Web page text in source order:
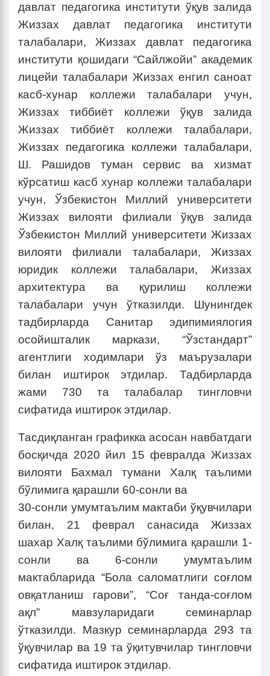
давлат педагогика институти ўқув залида
Жиззах давлат педагогика институти
талабалари, Жиззах давлат педагогика
институти қошидаги “Сайлжойи” академик
лицейи талабалари Жиззах енгил саноат
касб-хунар коллежи талабалари учун,
Жиззах тиббиёт коллежи ўқув залида
Жиззах тиббиёт коллежи талабалари,
Жиззах педагогика коллежи талабалари,
Ш. Рашидов туман сервис ва хизмат
кўрсатиш касб хунар коллежи талабалари
учун, Ўзбекистон Миллий университети
Жиззах вилояти филиали ўқув залида
Ўзбекистон Миллий университети Жиззах
вилояти филиали талабалари, Жиззах
юридик коллежи талабалари, Жиззах
архитектура ва қурилиш коллежи
талабалари учун ўтказилди. Шунингдек
тадбирларда Санитар эдипимиялогия
осойишталик маркази, “Ўзстандарт”
агентлиги ходимлари ўз маърузалари
билан иштирок этдилар. Тадбирларда
жами 730 та талабалар тингловчи
сифатида иштирок этдилар.
Тасдиқланган графикка асосан навбатдаги
босқичда 2020 йил 15 февралда Жиззах
вилояти Бахмал тумани Халқ таълими
бўлимига қарашли 60-сонли ва
30-сонли умумтаълим мактаби ўқувчилари
билан, 21 феврал санасида Жиззах
шахар Халқ таълими бўлимига қарашли 1-
сонли ва 6-сонли умумтаълим
мактабларида “Бола саломатлиги соғлом
овқатланиш гарови”, “Соғ танда-соғлом
ақл” мавзуларидаги семинарлар
ўтказилди. Мазкур семинарларда 293 та
ўқувчилар ва 19 та ўқитувчилар тингловчи
сифатида иштирок этдилар.